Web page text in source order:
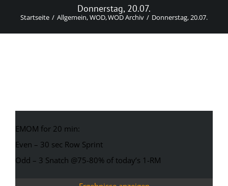
Donnerstag, 20.07.
Startseite Allgemein WOD WOD Archiv Donnerstag, 20.07.
EMOM for 20 min:
Even – 30 sec Row Sprint
Odd – 3 Snatch @75-80% of today’s 1-RM